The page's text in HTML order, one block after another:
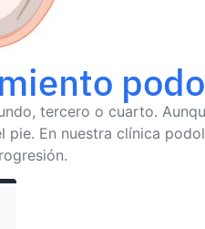
tercero o cuarto.
En nuestra clínica